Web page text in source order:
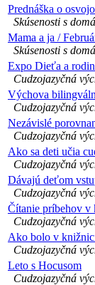
Prednáška o
Skúsenosti s
Mama a ja /
Skúsenosti s
Expo Dieťa a
Cudzojazyčná
Výchova
Cudzojazyčná
Nezávislé
Cudzojazyčná
Ako sa deti učia
Cudzojazyčná
Dávajú deťom
Cudzojazyčná
Čítanie príbehov v
Cudzojazyčná
Ako bolo v
Cudzojazyčná
Leto s Hocusom
Cudzojazyčná